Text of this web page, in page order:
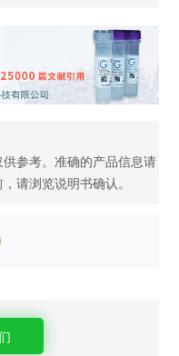
参考。准确的产品信息请
请浏览说明书确认。